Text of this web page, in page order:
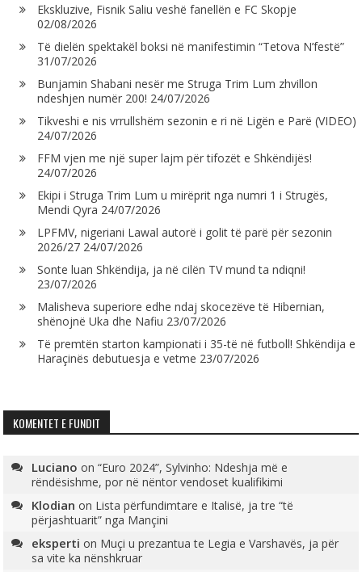
Ekskluzive, Fisnik Saliu veshë fanellën e FC Skopje
02/08/2026
Të dielën spektakël boksi në manifestimin “Tetova N’festë”
31/07/2026
Bunjamin Shabani nesër me Struga Trim Lum zhvillon
ndeshjen numër 200! 24/07/2026
Tikveshi e nis vrrullshëm sezonin e ri në Ligën e Parë (VIDEO)
24/07/2026
FFM vjen me një super lajm për tifozët e Shkëndijës!
24/07/2026
Ekipi i Struga Trim Lum u mirëprit nga numri 1 i Strugës,
Mendi Qyra 24/07/2026
LPFMV, nigeriani Lawal autorë i golit të parë për sezonin
2026/27 24/07/2026
Sonte luan Shkëndija, ja në cilën TV mund ta ndiqni!
23/07/2026
Malisheva superiore edhe ndaj skocezëve të Hibernian,
shënojnë Uka dhe Nafiu 23/07/2026
Të premtën starton kampionati i 35-të në futboll! Shkëndija e
Haraçinës debutuesja e vetme 23/07/2026
KOMENTET E FUNDIT
Luciano on“Euro 2024”, Sylvinho: Ndeshja më e
rëndësishme, por në nëntor vendoset kualifikimi
Klodian on Lista përfundimtare e Italisë, ja tre “të
përjashtuarit” nga Mançini
eksperti on Muçi u prezantua te Legia e Varshavës, ja për
sa vite ka nënshkruar